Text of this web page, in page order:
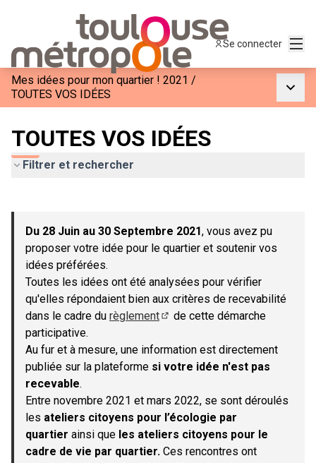
Se connecter
Mes idées pour mon quartier ! 2021 /
TOUTES VOS IDÉES
TOUTES VOS IDÉES
Filtrer et rechercher
−
Du 28 Juin au 30 Septembre 2021, vous avez pu
proposer votre idée pour le quartier et soutenir vos
idées préférées.
Toutes les idées ont été analysées pour vérifier
qu'elles répondaient bien aux critères de recevabilité
dans le cadre du règlement
de cette démarche
participative.
Au fur et à mesure, une information est directement
publiée sur la plateforme si votre idée n'est pas
recevable.
Entre novembre 2021 et mars 2022, se sont déroulés
les ateliers citoyens pour l’écologie par
quartier ainsi que les ateliers citoyens pour le
cadre de vie par quartier. Ces rencontres ont